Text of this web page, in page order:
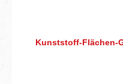
Kunststoff-Flächen-